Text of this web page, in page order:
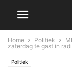
Home Politiek
zaterdag te gast in
Politiek